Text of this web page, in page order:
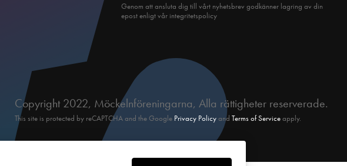
Genom att ansluta dig till vårt nyhetsbrev godkänner lagring av din
epost enligt vår integritetspolicy
Copyright 2022, Möckelnföreningarna, Alla rättigheter reserverade.
This site is protected by reCAPTCHA and the Google Privacy Policyand Terms of Serviceapply.